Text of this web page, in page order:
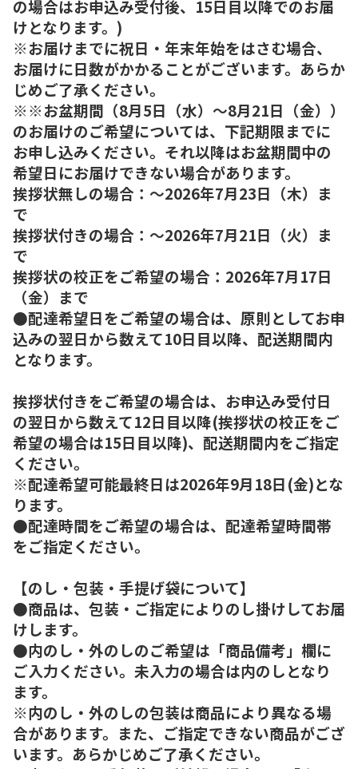
の場合はお申込み受付後、15日目以降でのお届
けとなります。)
※お届けまでに祝日・年末年始をはさむ場合、
お届けに日数がかかることがございます。あらか
じめご了承ください。
※※お盆期間（8月5日（水）～8月21日（金））
のお届けのご希望については、下記期限までに
お申し込みください。それ以降はお盆期間中の
希望日にお届けできない場合があります。
挨拶状無しの場合：～2026年7月23日（木）ま
で
挨拶状付きの場合：～2026年7月21日（火）ま
で
挨拶状の校正をご希望の場合：2026年7月17日
（金）まで
●配達希望日をご希望の場合は、原則としてお申
込みの翌日から数えて10日目以降、配送期間内
となります。
挨拶状付きをご希望の場合は、お申込み受付日
の翌日から数えて12日目以降(挨拶状の校正をご
希望の場合は15日目以降)、配送期間内をご指定
ください。
※配達希望可能最終日は2026年9月18日(金)とな
ります。
●配達時間をご希望の場合は、配達希望時間帯
をご指定ください。
【のし・包装・手提げ袋について】
●商品は、包装・ご指定によりのし掛けしてお届
けします。
●内のし・外のしのご希望は「商品備考」欄に
ご入力ください。未入力の場合は内のしとなり
ます。
※内のし・外のしの包装は商品により異なる場
合があります。また、ご指定できない商品がござ
います。あらかじめご了承ください。